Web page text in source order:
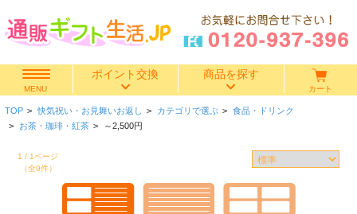
MENU
ポイント交換 商品を探す
快気祝い
香典返し
カート
TOP > 快気祝い・お見舞いお返し > カテゴリで選ぶ > 食品・ドリンク
> お茶・珈琲・紅茶 > ～2,500円
1 / 1ページ
（全9件）